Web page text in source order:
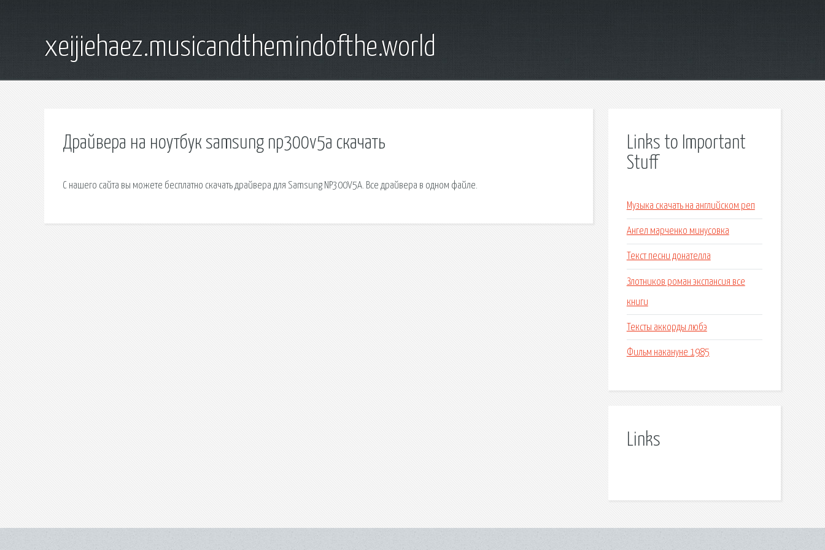
xeijiehaez.musicandthemindofthe.world
Драйвера на ноутбук samsung np300v5a скачать
С нашего сайта вы можете бесплатно скачать драйвера для Samsung NP300V5A. Все драйвера в одном файле.
Links to Important
Stuff
Музыка скачать на английском реп
Ангел марченко минусовка
Текст песни донателла
Злотников роман экспансия все
книги
Тексты аккорды любэ
Фильм накануне 1985
Links